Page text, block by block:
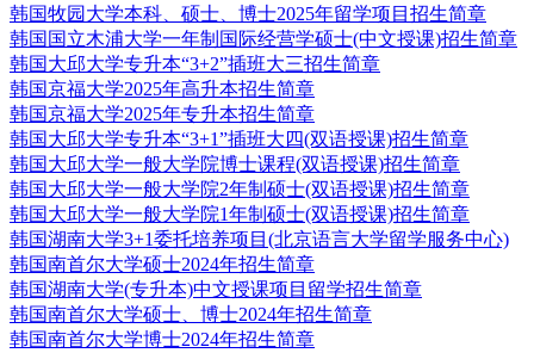
韩国牧园大学本科、硕士、博士2025年留学项目招生简章
韩国国立木浦大学一年制国际经营学硕士(中文授课)招生简章
韩国大邱大学专升本“3+2”插班大三招生简章
韩国京福大学2025年高升本招生简章
韩国京福大学2025年专升本招生简章
韩国大邱大学专升本“3+1”插班大四(双语授课)招生简章
韩国大邱大学一般大学院博士课程(双语授课)招生简章
韩国大邱大学一般大学院2年制硕士(双语授课)招生简章
韩国大邱大学一般大学院1年制硕士(双语授课)招生简章
韩国湖南大学3+1委托培养项目(北京语言大学留学服务中心)
韩国南首尔大学硕士2024年招生简章
韩国湖南大学(专升本)中文授课项目留学招生简章
韩国南首尔大学硕士、博士2024年招生简章
韩国南首尔大学博士2024年招生简章